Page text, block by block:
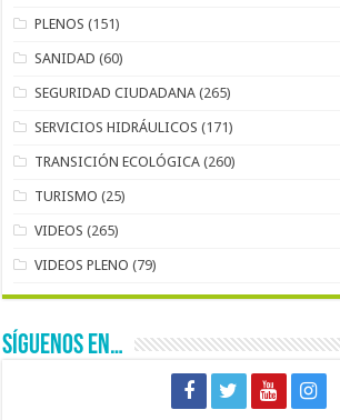
PLENOS (151)
SANIDAD (60)
SEGURIDAD CIUDADANA (265)
SERVICIOS HIDRÁULICOS (171)
TRANSICIÓN ECOLÓGICA (260)
TURISMO (25)
VIDEOS (265)
VIDEOS PLENO (79)
SÍGUENOS EN…